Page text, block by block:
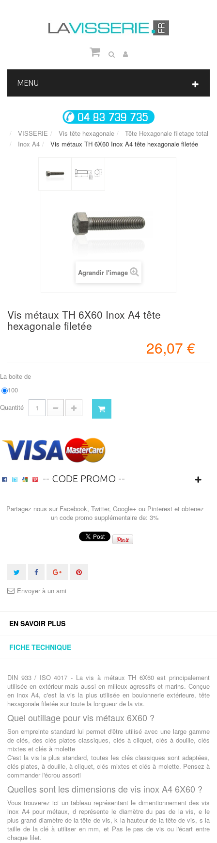
MENU
VISSERIE Vis tête hexagonale
Tête Hexagonale filetage total
Inox A4
Vis métaux TH 6X60 Inox A4 tête hexagonale filetée
Agrandir l'image
Vis métaux TH 6X60 Inox A4 tête
hexagonale filetée
26,07 €
La boite de
100
Quantité
-- CODE PROMO --
Partagez nous sur Facebook, Twitter, Google+ ou Pinterest et obtenez
un code promo supplémentaire de: 3%
Envoyer à un ami
EN SAVOIR PLUS
FICHE TECHNIQUE
DIN 933 / ISO 4017 - La vis à métaux TH 6X60 est principalement
utilisée en extérieur mais aussi en milieux agressifs et marins. Conçue
en inox A4, c'est la vis la plus utilisée en boulonnerie extérieure, tête
hexagonale filetée sur toute la longueur de la vis.
Quel outillage pour vis métaux 6X60 ?
Son empreinte standard lui permet d'être utilisé avec une large gamme
de clés, des clés plates classiques, clés à cliquet, clés à douille, clés
mixtes et clés à molette
C'est la vis la plus standard, toutes les clés classiques sont adaptées,
clés plates, à douille, à cliquet, clés mixtes et clés à molette. Pensez à
commander l'écrou assorti
Quelles sont les dimensions de vis inox A4 6X60 ?
Vous trouverez ici un tableau représentant le dimentionnement des vis
inox A4 pour métaux, d représente le diamètre du pas de la vis, e le
plus grand diamètre de la tête de vis, k la hauteur de la tête de vis, s la
taille de la clé à utiliser en mm, et Pas le pas de vis ou l'écart entre
chaque filet.